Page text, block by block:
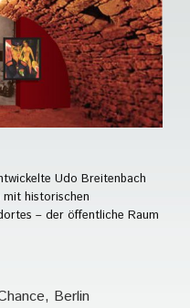
Udo Breitenbach
historischen
– der öffentliche Raum
Berlin